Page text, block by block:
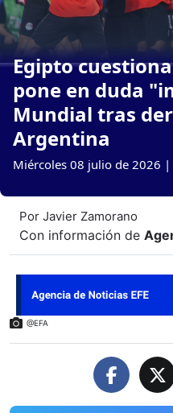
Egipto
pone en duda
Mundial tras
Argentina
Miércoles 08 julio de 2026 |
Por Javier Zamorano
Con información de
@EFA